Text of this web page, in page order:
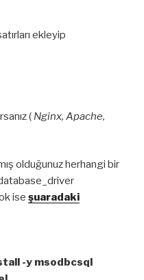
ekleyip
( Nginx, Apache,
olduğunuz herhangi bir
ise şuaradaki
-y msodbcsql